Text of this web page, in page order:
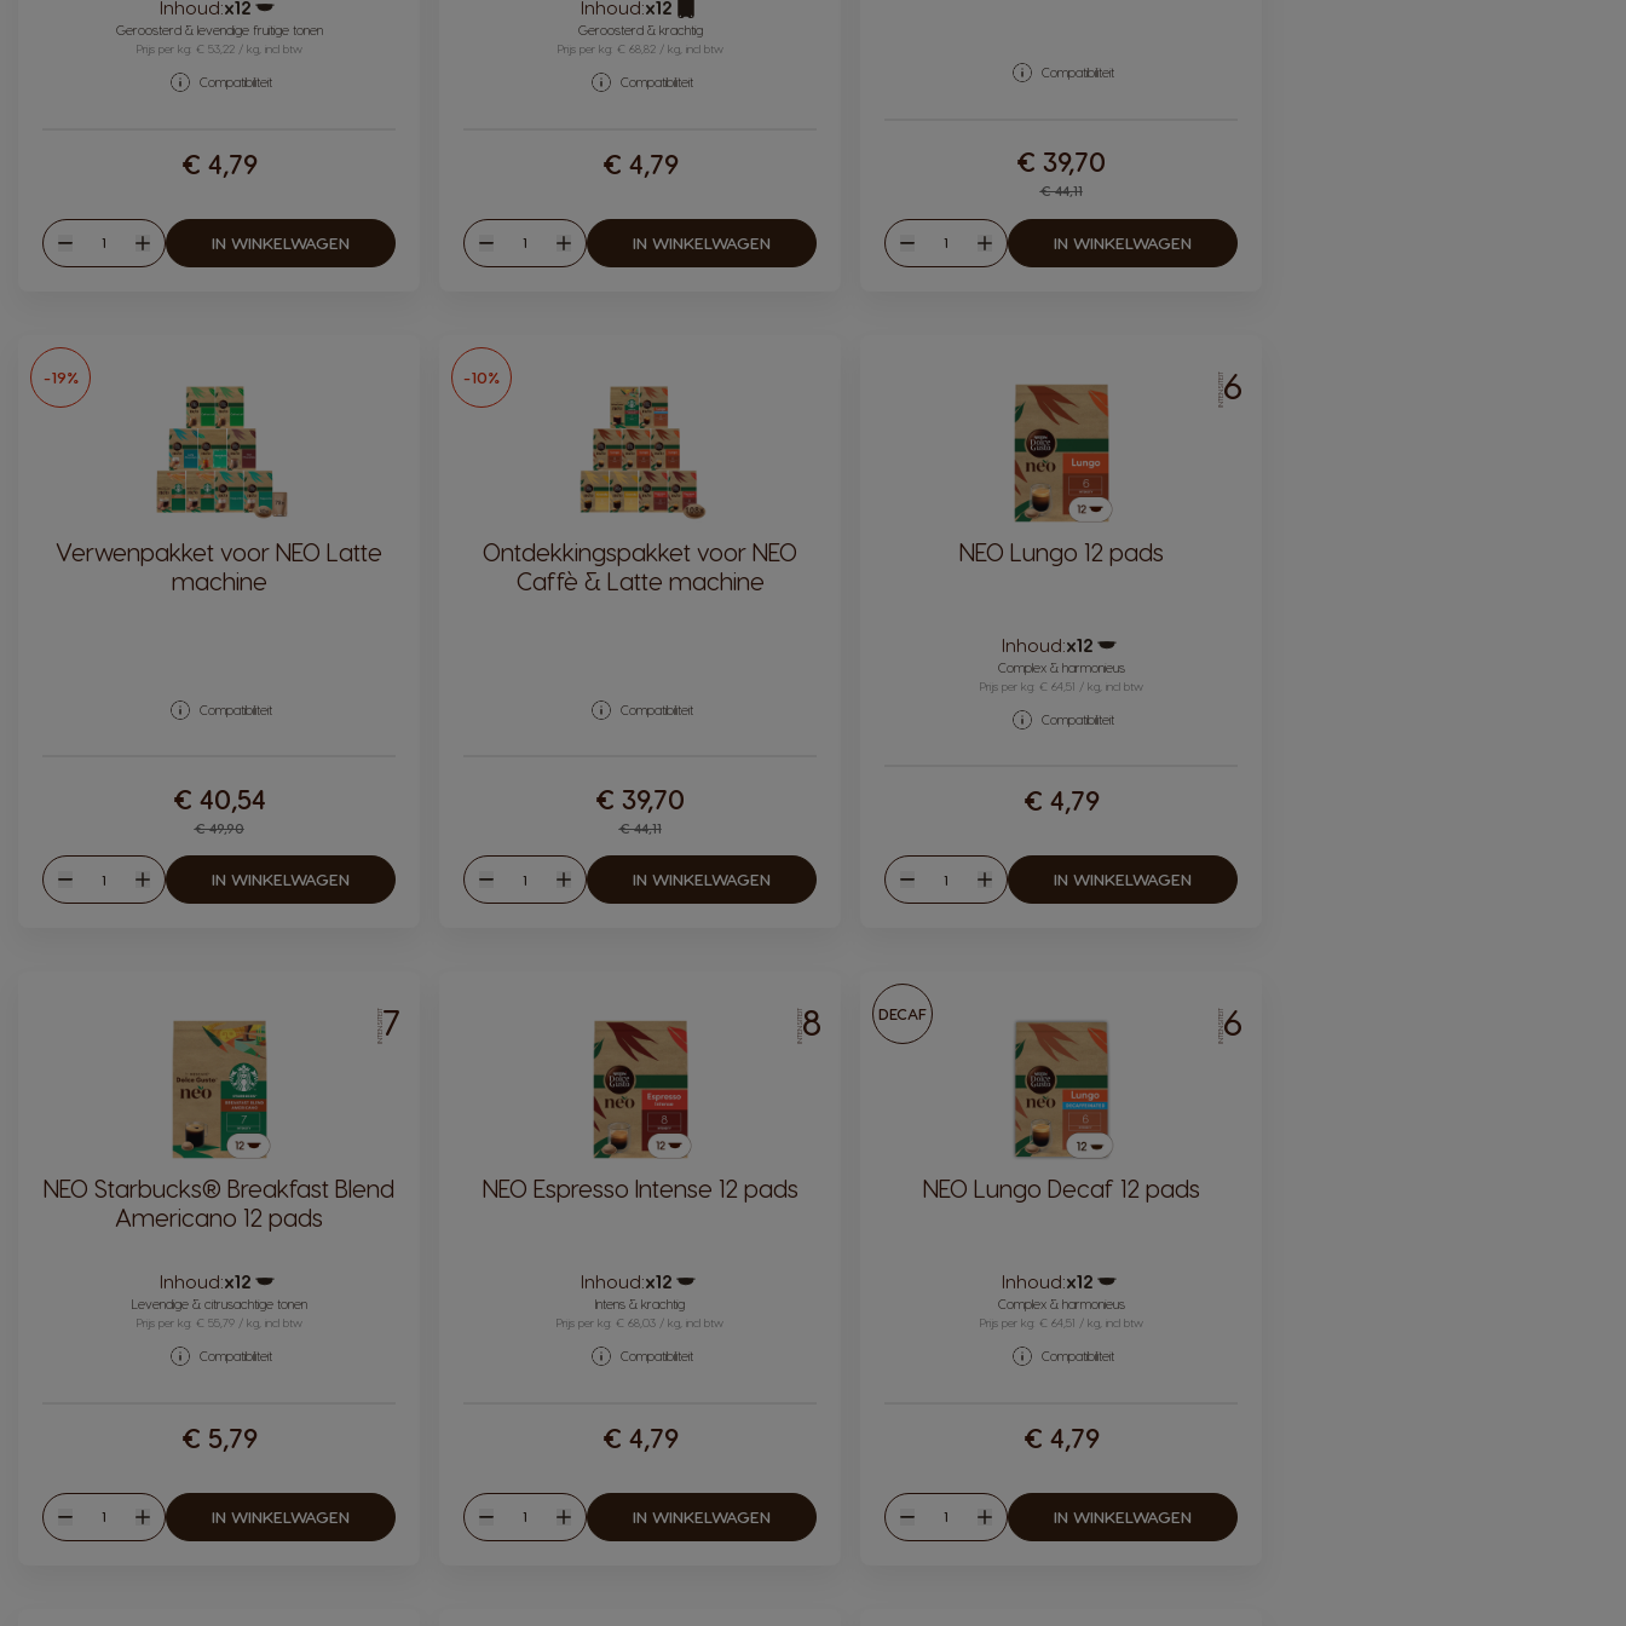
Inhoud:x12
Pictogram capsule
Geroosterd & levendige fruitige tonen
Prijs per kg: € 53,22 / kg, incl btw
Compatibiliteit
€ 4,79
Verlagen
Hoeveelheid
Verhogen
IN WINKELWAGEN
Inhoud:x12
Pictogram capsule
Geroosterd & krachtig
Prijs per kg: € 68,82 / kg, incl btw
Compatibiliteit
€ 4,79
Verlagen
Hoeveelheid
Verhogen
IN WINKELWAGEN
Compatibiliteit
Regular Price
€ 44,11
€ 39,70
Verlagen
Hoeveelheid
Verhogen
IN WINKELWAGEN
-19%
Verwenpakket voor NEO Latte
machine
Compatibiliteit
Regular Price
€ 49,90
€ 40,54
Verlagen
Hoeveelheid
Verhogen
IN WINKELWAGEN
-10%
Ontdekkingspakket voor NEO
Caffè & Latte machine
Compatibiliteit
Regular Price
€ 44,11
€ 39,70
Verlagen
Hoeveelheid
Verhogen
IN WINKELWAGEN
INTENSITEIT6
NEO Lungo 12 pads
Inhoud:x12
Pictogram capsule
Complex & harmonieus
Prijs per kg: € 64,51 / kg, incl btw
Compatibiliteit
€ 4,79
Verlagen
Hoeveelheid
Verhogen
IN WINKELWAGEN
INTENSITEIT7
NEO Starbucks® Breakfast Blend
Americano 12 pads
Inhoud:x12
Pictogram capsule
Levendige & citrusachtige tonen
Prijs per kg: € 55,79 / kg, incl btw
Compatibiliteit
€ 5,79
Verlagen
Hoeveelheid
Verhogen
IN WINKELWAGEN
INTENSITEIT8
NEO Espresso Intense 12 pads
Inhoud:x12
Pictogram capsule
Intens & krachtig
Prijs per kg: € 68,03 / kg, incl btw
Compatibiliteit
€ 4,79
Verlagen
Hoeveelheid
Verhogen
IN WINKELWAGEN
DECAF INTENSITEIT6
NEO Lungo Decaf 12 pads
Inhoud:x12
Pictogram capsule
Complex & harmonieus
Prijs per kg: € 64,51 / kg, incl btw
Compatibiliteit
€ 4,79
Verlagen
Hoeveelheid
Verhogen
IN WINKELWAGEN